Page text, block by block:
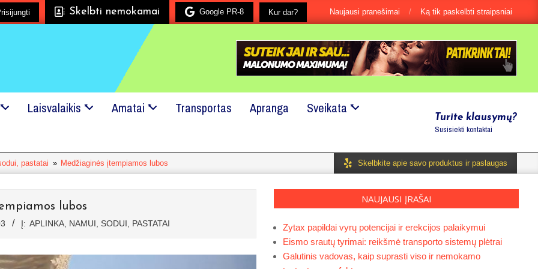
Mes mielai padėsime! 24x7 pagalba! Kreipkitės į mus, net jei tai būtu ir labai maža smulkmena? Mes mielai padėsime!
Skelbti nemokamai Google PR-8 Kur dar? Naujausi pranešimai Ką tik paskelbti straipsniai
Laisvalaikis * Amatai * Transportas Apranga
Sveikata *
Turite klausymų?
Susisiekti kontaktai
pastatai » Medžiaginės įtempiamos lubos Skelbkite apie savo produktus ir paslaugas
lubos
Į: APLINKA, NAMUI, SODUI, PASTATAI
NAUJAUSI ĮRAŠAI
Zytax papildai vyrų potencijai ir erekcijos palaikymui
Eismo srautų tyrimai: reikšmė transporto sistemų plėtrai
Galutinis vadovas, kaip suprasti viso ir nemokamo